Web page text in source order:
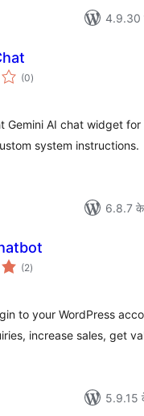
4.9.30
(0कुल
दर)
Gemini AI chat widget
system instructions.
6.8.7 के
(2कुल
दर)
to your WordPress
increase sales, get
5.9.15